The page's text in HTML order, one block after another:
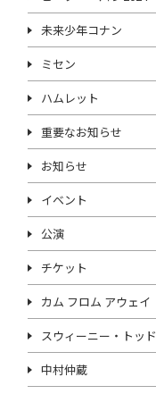
未来少年コナン
ミセン
ハムレット
重要なお知らせ
お知らせ
イベント
公演
チケット
カム フロム アウェイ
スウィーニー・トッド
中村仲蔵